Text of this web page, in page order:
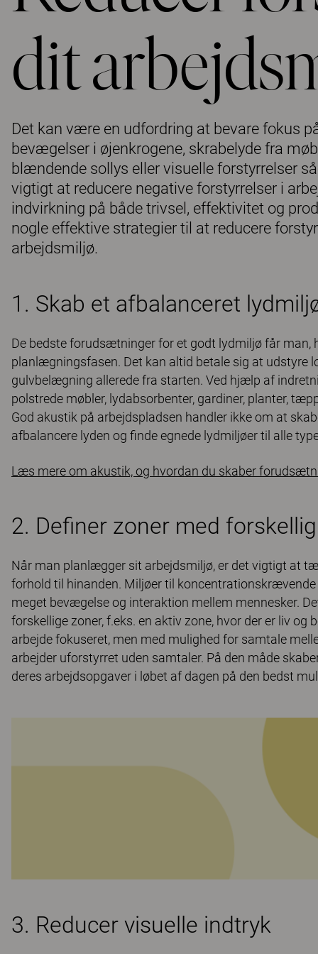
dit
Det kan være en udfordring at bevare fokus
bevægelser i øjenkrogene, skrabelyde fra
blændende sollys eller visuelle forstyrrelser
vigtigt at reducere negative forstyrrelser i
indvirkning på både trivsel, effektivitet og
nogle effektive strategier til at reducere
arbejdsmiljø.
1. Skab et afbalanceret
De bedste forudsætninger for et godt lydmiljø får man,
planlægningsfasen. Det kan altid betale sig at udstyre
gulvbelægning allerede fra starten. Ved hjælp af
polstrede møbler, lydabsorbenter, gardiner, planter,
God akustik på arbejdspladsen handler ikke om at
afbalancere lyden og finde egnede lydmiljøer til alle
Læs mere om akustik, og hvordan du skaber
2. Definer zoner med
Når man planlægger sit arbejdsmiljø, er det vigtigt at
forhold til hinanden. Miljøer til
meget bevægelse og interaktion mellem mennesker.
forskellige zoner, f.eks. en aktiv zone, hvor der er liv
arbejde fokuseret, men med mulighed for samtale
arbejder uforstyrret uden samtaler. På den måde
deres arbejdsopgaver i løbet af dagen på den bedst
3. Reducer visuelle indtryk